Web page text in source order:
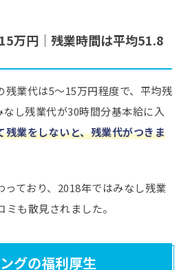
万円｜残業時間は平均51.8
残業代は5～15万円程度で、平均残
し残業代が30時間分基本給に入
残業をしないと、残業代がつきま
ており、2018年ではみなし残業
も散見されました。
グの福利厚生